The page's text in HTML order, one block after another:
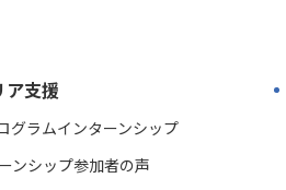
ア支援
グラムインターンシップ
ンシップ参加者の声